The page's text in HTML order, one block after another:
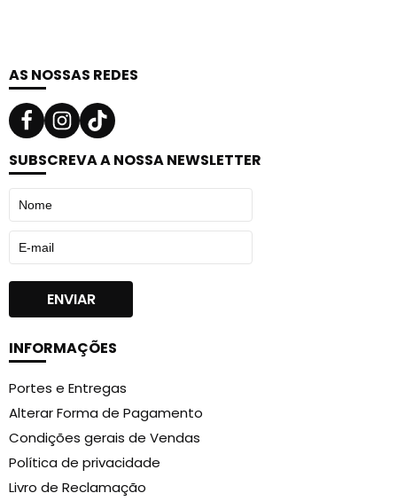
AS NOSSAS REDES
SUBSCREVA A NOSSA NEWSLETTER
INFORMAÇÕES
Portes e Entregas
Alterar Forma de Pagamento
Condições gerais de Vendas
Política de privacidade
Livro de Reclamação